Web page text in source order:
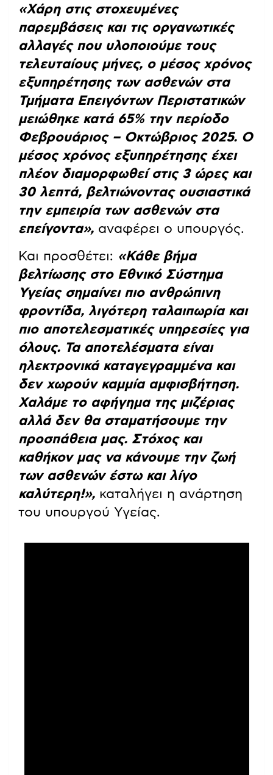
«Χάρη στις στοχευμένες
παρεμβάσεις και τις οργανωτικές
αλλαγές που υλοποιούμε τους
τελευταίους μήνες, ο μέσος χρόνος
εξυπηρέτησης των ασθενών στα
Τμήματα Επειγόντων Περιστατικών
μειώθηκε κατά 65% την περίοδο
Φεβρουάριος – Οκτώβριος 2025. Ο
μέσος χρόνος εξυπηρέτησης έχει
πλέον διαμορφωθεί στις 3 ώρες και
30 λεπτά, βελτιώνοντας ουσιαστικά
την εμπειρία των ασθενών στα
επείγοντα», αναφέρει ο υπουργός.
Και προσθέτει: «Κάθε βήμα
βελτίωσης στο Εθνικό Σύστημα
Υγείας σημαίνει πιο ανθρώπινη
φροντίδα, λιγότερη ταλαιπωρία και
πιο αποτελεσματικές υπηρεσίες για
όλους. Τα αποτελέσματα είναι
ηλεκτρονικά καταγεγραμμένα και
δεν χωρούν καμμία αμφισβήτηση.
Χαλάμε το αφήγημα της μιζέριας
αλλά δεν θα σταματήσουμε την
προσπάθεια μας. Στόχος και
καθήκον μας να κάνουμε την ζωή
των ασθενών έστω και λίγο
καλύτερη!», καταλήγει η ανάρτηση
του υπουργού Υγείας.